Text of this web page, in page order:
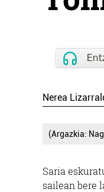
Nerea
(Argazkia:
Saria
sailean bere